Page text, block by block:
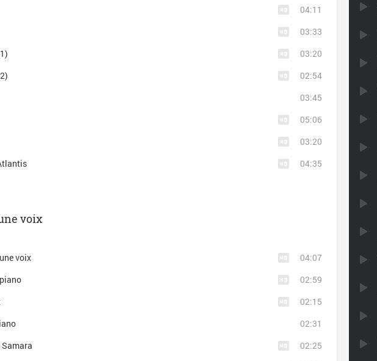
04:11
03:33
03:20
02:54
03:45
05:06
03:20
04:35
voix
voix
04:07
02:59
02:15
02:31
Samara
02:25